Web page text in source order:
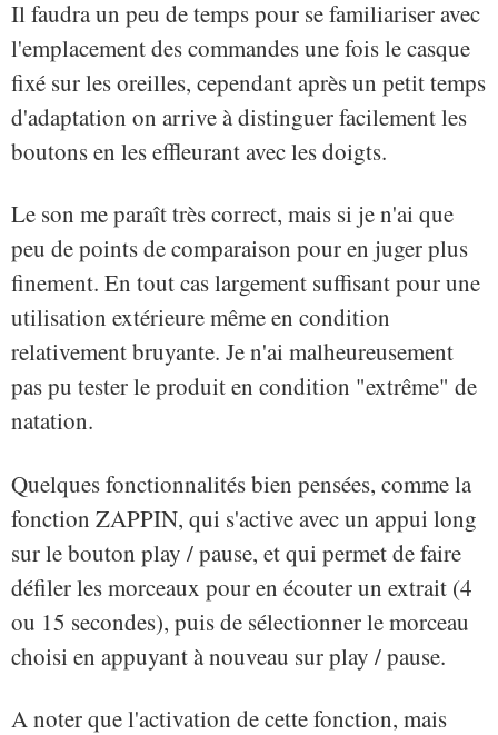
Il faudra un peu de temps pour se familiariser avec
l'emplacement des commandes une fois le casque
fixé sur les oreilles, cependant après un petit temps
d'adaptation on arrive à distinguer facilement les
boutons en les effleurant avec les doigts.
Le son me paraît très correct, mais si je n'ai que
peu de points de comparaison pour en juger plus
finement. En tout cas largement suffisant pour une
utilisation extérieure même en condition
relativement bruyante. Je n'ai malheureusement
pas pu tester le produit en condition "extrême" de
natation.
Quelques fonctionnalités bien pensées, comme la
fonction ZAPPIN, qui s'active avec un appui long
sur le bouton play / pause, et qui permet de faire
défiler les morceaux pour en écouter un extrait (4
ou 15 secondes), puis de sélectionner le morceau
choisi en appuyant à nouveau sur play / pause.
A noter que l'activation de cette fonction, mais